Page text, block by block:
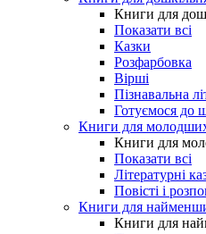
Книги для
Показати всі
Казки
Розфарбовка
Вірші
Пізнавальна
Готуємося до
Книги для
Книги для
Показати всі
Літературні
Повісті і
Книги для
Книги для